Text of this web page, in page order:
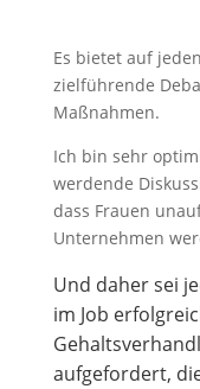
Es bietet auf
zielführende
Maßnahmen.
Ich bin sehr
werdende
dass Frauen
Unternehmen
Und daher sei
im Job
aufgefordert,